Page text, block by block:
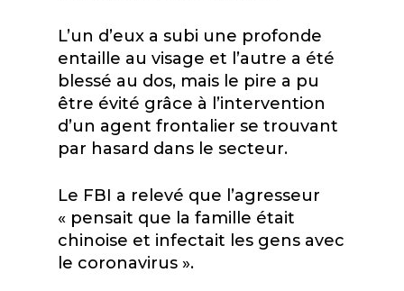
L’un d’eux a subi une profonde
entaille au visage et l’autre a été
blessé au dos, mais le pire a pu
être évité grâce à l’intervention
d’un agent frontalier se trouvant
par hasard dans le secteur.
Le FBI a relevé que l’agresseur
« pensait que la famille était
chinoise et infectait les gens avec
le coronavirus ».